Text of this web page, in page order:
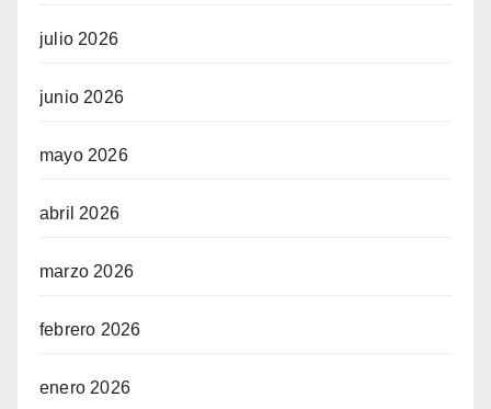
julio 2026
junio 2026
mayo 2026
abril 2026
marzo 2026
febrero 2026
enero 2026